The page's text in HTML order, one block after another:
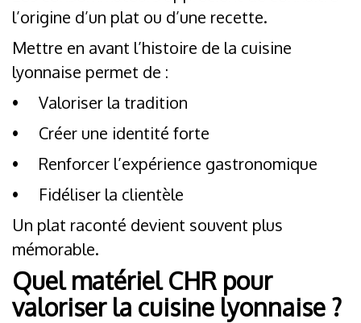
l’origine d’un plat ou d’une recette.
Mettre en avant l’histoire de la cuisine
lyonnaise permet de :
•
Valoriser la tradition
•
Créer une identité forte
•
Renforcer l’expérience gastronomique
•
Fidéliser la clientèle
Un plat raconté devient souvent plus
mémorable.
Quel matériel CHR pour
valoriser la cuisine lyonnaise ?